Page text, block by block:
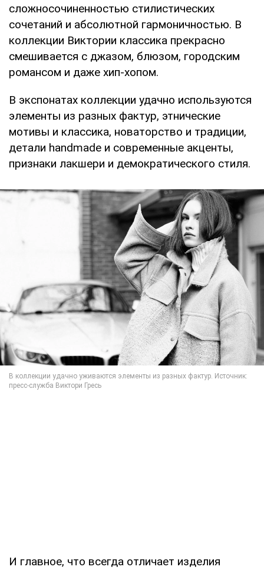
сложносочиненностью стилистических
сочетаний и абсолютной гармоничностью. В
коллекции Виктории классика прекрасно
смешивается с джазом, блюзом, городским
романсом и даже хип-хопом.
В экспонатах коллекции удачно используются
элементы из разных фактур, этнические
мотивы и классика, новаторство и традиции,
детали handmade и современные акценты,
признаки лакшери и демократического стиля.
И главное, что всегда отличает изделия